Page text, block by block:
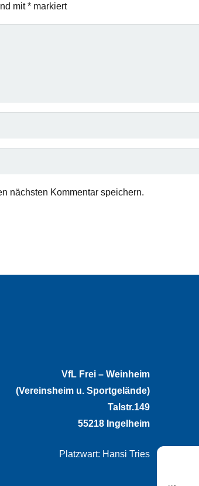
mit* markiert
nächsten Kommentar speichern.
VfL Frei – Weinheim
(Vereinsheim u. Sportgelände)
Talstr.149
55218 Ingelheim
Platzwart: Hansi Tries